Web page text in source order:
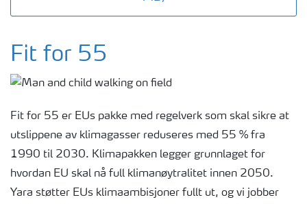
Fit for 55
Fit for 55 er EUs pakke med regelverk som skal sikre at
utslippene av klimagasser reduseres med 55 % fra
1990 til 2030. Klimapakken legger grunnlaget for
hvordan EU skal nå full klimanøytralitet innen 2050.
Yara støtter EUs klimaambisjoner fullt ut, og vi jobber